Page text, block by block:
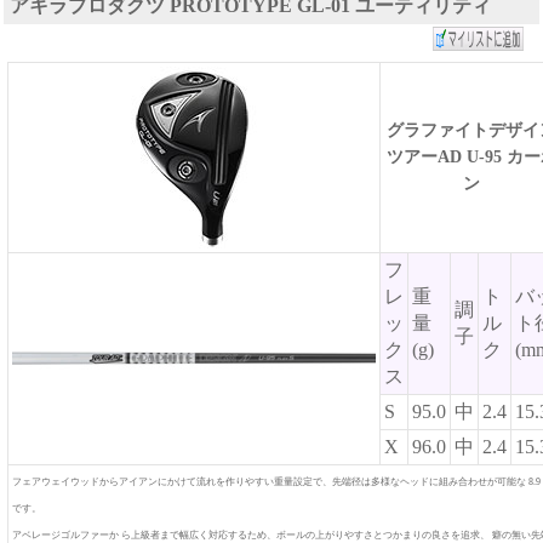
アキラプロダクツ PROTOTYPE GL-01 ユーティリティ
グラファイトデザイ
ツアーAD U-95 カ
ン
フ
レ
ッ
ク
ス
重
量
(g)
調
子
ト
ル
ク
バ
ト
S 95.0 中 2.4
X
96.0 中 2.4
フェアウェイウッドからアイアンにかけて流れを作りやすい重量設定で、先端径は多様なヘッドに組み合わせが可能な 8.9
です。
アベレージゴルファーか ら上級者まで幅広く対応するため、ボールの上がりやすさとつかまりの良さを追求、 癖の無い先